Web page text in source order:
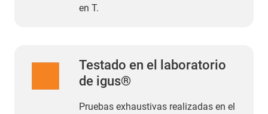
en T.
Testado en el laboratorio
de igus®
Pruebas exhaustivas realizadas en el